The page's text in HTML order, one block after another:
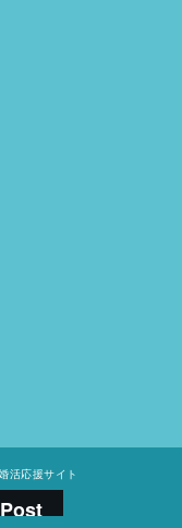
活応援サイト
Post